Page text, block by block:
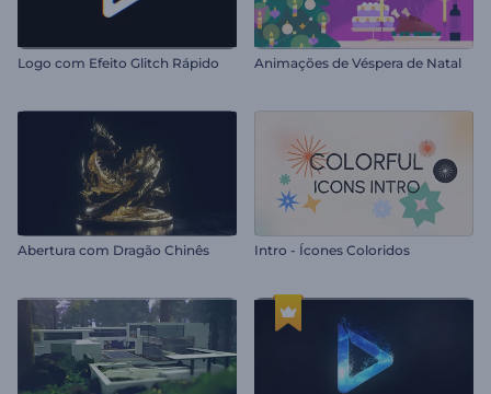
Logo com Efeito Glitch Rápido Animações de Véspera de Natal
Abertura com Dragão Chinês Intro - Ícones Coloridos